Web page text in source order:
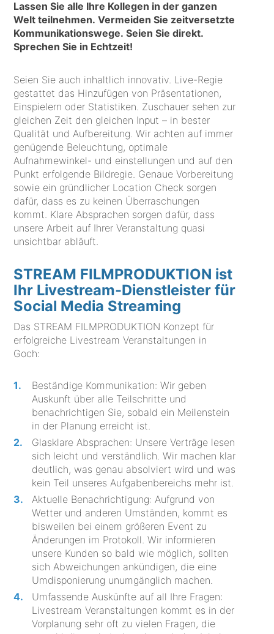
Lassen Sie alle Ihre Kollegen in der ganzen
Welt teilnehmen. Vermeiden Sie zeitversetzte
Kommunikationswege. Seien Sie direkt.
Sprechen Sie in Echtzeit!
Seien Sie auch inhaltlich innovativ. Live-Regie
gestattet das Hinzufügen von Präsentationen,
Einspielern oder Statistiken. Zuschauer sehen zur
gleichen Zeit den gleichen Input – in bester
Qualität und Aufbereitung. Wir achten auf immer
genügende Beleuchtung, optimale
Aufnahmewinkel- und einstellungen und auf den
Punkt erfolgende Bildregie. Genaue Vorbereitung
sowie ein gründlicher Location Check sorgen
dafür, dass es zu keinen Überraschungen
kommt. Klare Absprachen sorgen dafür, dass
unsere Arbeit auf Ihrer Veranstaltung quasi
unsichtbar abläuft.
STREAM FILMPRODUKTION ist
Ihr Livestream-Dienstleister für
Social Media Streaming
Das STREAM FILMPRODUKTION Konzept für
erfolgreiche Livestream Veranstaltungen in
Goch:
Beständige Kommunikation: Wir geben
Auskunft über alle Teilschritte und
benachrichtigen Sie, sobald ein Meilenstein
in der Planung erreicht ist.
Glasklare Absprachen: Unsere Verträge lesen
sich leicht und verständlich. Wir machen klar
deutlich, was genau absolviert wird und was
kein Teil unseres Aufgabenbereichs mehr ist.
Aktuelle Benachrichtigung: Aufgrund von
Wetter und anderen Umständen, kommt es
bisweilen bei einem größeren Event zu
Änderungen im Protokoll. Wir informieren
unsere Kunden so bald wie möglich, sollten
sich Abweichungen ankündigen, die eine
Umdisponierung unumgänglich machen.
Umfassende Auskünfte auf all Ihre Fragen:
Livestream Veranstaltungen kommt es in der
Vorplanung sehr oft zu vielen Fragen, die